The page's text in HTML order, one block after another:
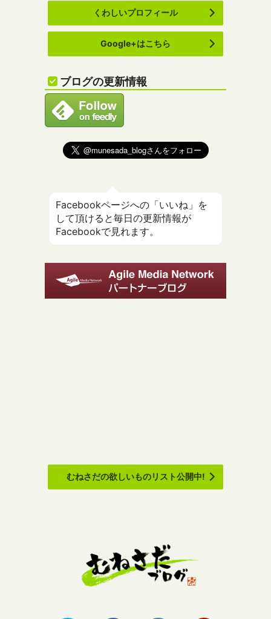
くわしいプロフィール
Google+はこちら
ブログの更新情報
Facebookページへの「いいね」を
して頂けると毎日の更新情報が
Facebookで見れます。
むねさだの欲しいものリスト公開中!